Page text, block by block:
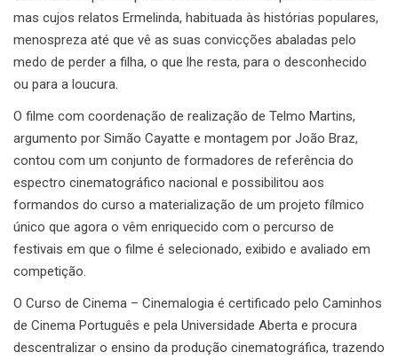
mas cujos relatos Ermelinda, habituada às histórias populares,
menospreza até que vê as suas convicções abaladas pelo
medo de perder a filha, o que lhe resta, para o desconhecido
ou para a loucura.
O filme com coordenação de realização de Telmo Martins,
argumento por Simão Cayatte e montagem por João Braz,
contou com um conjunto de formadores de referência do
espectro cinematográfico nacional e possibilitou aos
formandos do curso a materialização de um projeto fílmico
único que agora o vêm enriquecido com o percurso de
festivais em que o filme é selecionado, exibido e avaliado em
competição.
O Curso de Cinema – Cinemalogia é certificado pelo Caminhos
de Cinema Português e pela Universidade Aberta e procura
descentralizar o ensino da produção cinematográfica, trazendo